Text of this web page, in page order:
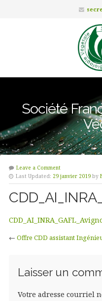
Société
Leave a Comment
Last Updated: 29 janvier 2019 by
← Offre CDD assistant
Laisser un
Votre adresse courriel